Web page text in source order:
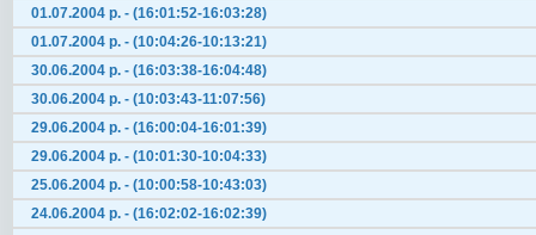
01.07.2004 р. - (16:01:52-16:03:28)
01.07.2004 р. - (10:04:26-10:13:21)
30.06.2004 р. - (16:03:38-16:04:48)
30.06.2004 р. - (10:03:43-11:07:56)
29.06.2004 р. - (16:00:04-16:01:39)
29.06.2004 р. - (10:01:30-10:04:33)
25.06.2004 р. - (10:00:58-10:43:03)
24.06.2004 р. - (16:02:02-16:02:39)